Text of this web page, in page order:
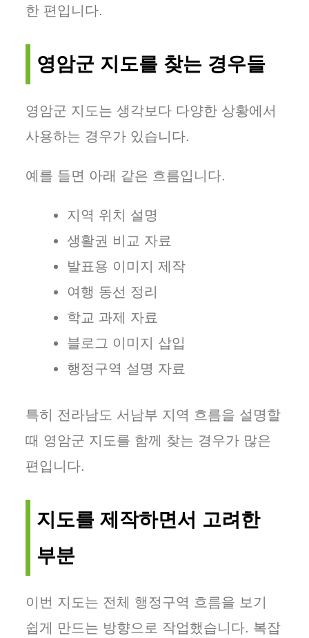
한 편입니다.
영암군 지도를 찾는 경우들
영암군 지도는 생각보다 다양한 상황에서
사용하는 경우가 있습니다.
예를 들면 아래 같은 흐름입니다.
지역 위치 설명
생활권 비교 자료
발표용 이미지 제작
여행 동선 정리
학교 과제 자료
블로그 이미지 삽입
행정구역 설명 자료
특히 전라남도 서남부 지역 흐름을 설명할
때 영암군 지도를 함께 찾는 경우가 많은
편입니다.
지도를 제작하면서 고려한
부분
이번 지도는 전체 행정구역 흐름을 보기
쉽게 만드는 방향으로 작업했습니다. 복잡